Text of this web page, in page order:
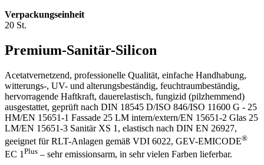
Verpackungseinheit
20 St.
Premium-Sanitär-Silicon
Acetatvernetzend, professionelle Qualität, einfache Handhabung,
witterungs-, UV- und alterungsbeständig, feuchtraumbeständig,
hervorragende Haftkraft, dauerelastisch, fungizid (pilzhemmend)
ausgestattet, geprüft nach DIN 18545 D/ISO 846/ISO 11600 G - 25
HM/EN 15651-1 Fassade 25 LM intern/extern/EN 15651-2 Glas 25
LM/EN 15651-3 Sanitär XS 1, elastisch nach DIN EN 26927,
geeignet für RLT-Anlagen gemäß VDI 6022, GEV-EMICODE®
EC 1 Plus – sehr emissionsarm, in sehr vielen Farben lieferbar.